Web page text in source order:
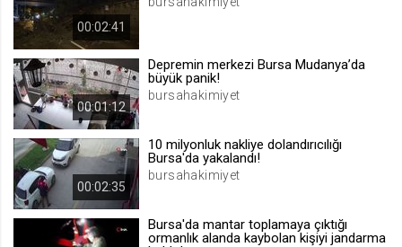
İsimsiz ziyaretçi için site içeriği
voteDislike*
İsimsiz ziyaretçi için site içeriği
beğenmeme
00:02:41
00:01:12
Depremin merkezi Bursa Mudanya’da
büyük panik!
bursahakimiyet
00:02:35
10 milyonluk nakliye dolandırıcılığı
Bursa'da yakalandı!
bursahakimiyet
Bursa'da mantar toplamaya çıktığı
ormanlık alanda kaybolan kişiyi jandarma